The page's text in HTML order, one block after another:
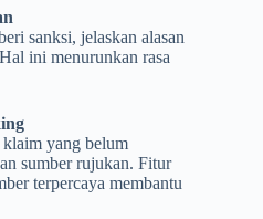
sanksi, jelaskan alasan
ini menurunkan rasa
yang belum
sumber rujukan. Fitur
terpercaya membantu